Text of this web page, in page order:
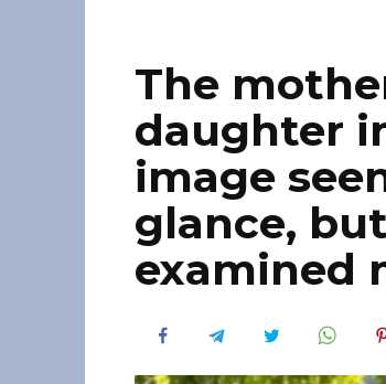
The
daughter
image
glance,
examined